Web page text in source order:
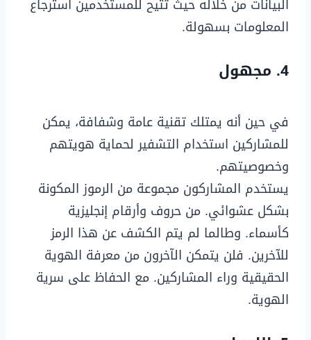
المعلومات بسهولة.
4. مجهول
في حين أنه يمتلك تقنية عامة وشفافة، يمكن
للمشاركين استخدام التشفير لحماية هويتهم
وخصوصيتهم.
يستخدم المشاركون مجموعة من الرموز المكونة
بشكل عشوائي. من حروف وأرقام إنجليزية
كأسماء. وطالما لم يتم الكشف عن هذا الرمز
للآخرين. فلن يتمكن الآخرون من معرفة الهوية
الحقيقية وراء المشاركين. مع الحفاظ على سرية
الهوية.